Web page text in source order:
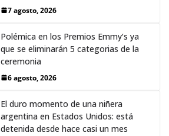
7 agosto, 2026
Polémica en los Premios Emmy‘s ya
que se eliminarán 5 categorias de la
ceremonia
6 agosto, 2026
El duro momento de una niñera
argentina en Estados Unidos: está
detenida desde hace casi un mes